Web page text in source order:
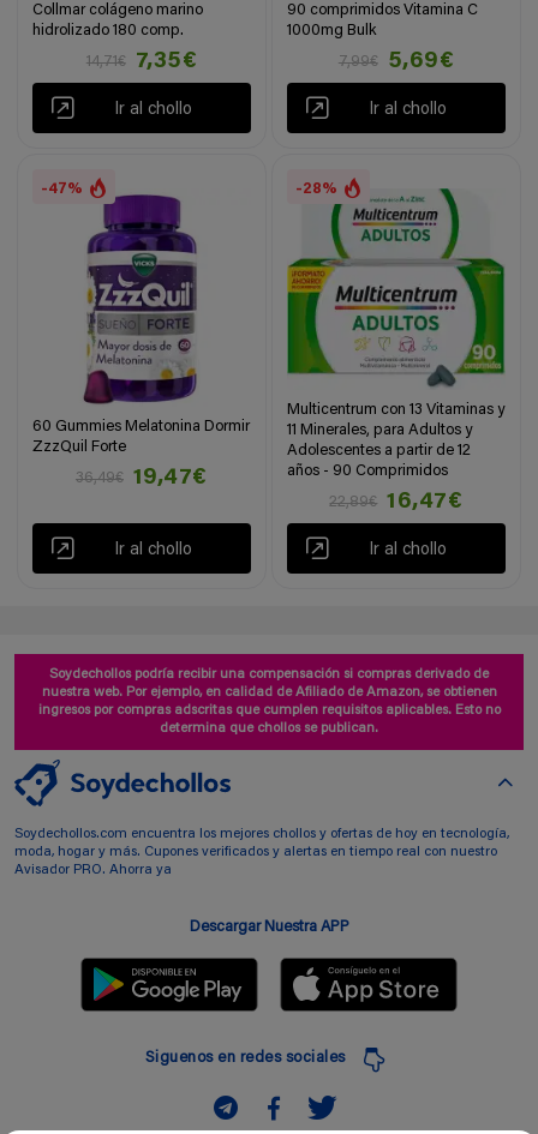
Collmar colágeno marino
hidrolizado 180 comp.
14,71€
7,35€
Ir al chollo
90 comprimidos Vitamina C
1000mg Bulk
7,99€
5,69€
Ir al chollo
-47%
60 Gummies Melatonina Dormir
ZzzQuil Forte
36,49€
19,47€
Ir al chollo
-28%
Multicentrum con 13 Vitaminas y
11 Minerales, para Adultos y
Adolescentes a partir de 12
años - 90 Comprimidos
22,89€
16,47€
Ir al chollo
Soydechollos podría recibir una compensación si compras derivado de
nuestra web. Por ejemplo, en calidad de Afiliado de Amazon, se obtienen
ingresos por compras adscritas que cumplen requisitos aplicables. Esto no
determina que chollos se publican.
Soydechollos.com encuentra los mejores chollos y ofertas de hoy en tecnología,
moda, hogar y más. Cupones verificados y alertas en tiempo real con nuestro
Avisador PRO. Ahorra ya
Descargar Nuestra APP
Siguenos en redes sociales